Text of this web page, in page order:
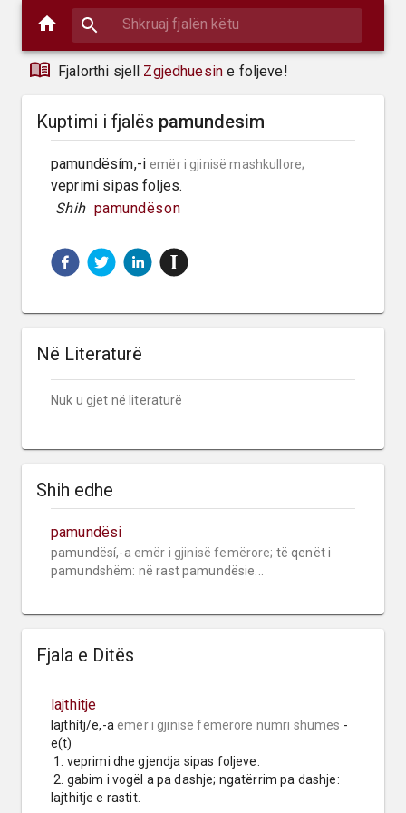
Fjalorthi sjell Zgjedhuesin e foljeve!
Kuptimi i fjalës pamundesim
pamundësím,-i emër i gjinisë mashkullore;
veprimi sipas foljes.
Shih pamundëson
Në Literaturë
Nuk u gjet në literaturë
Shih edhe
pamundësi
pamundësí,-a emër i gjinisë femërore; të qenët i
pamundshëm: në rast pamundësie...
Fjala e Ditës
lajthitje
lajthítj/e,-a emër i gjinisë femërore numri shumës -
e(t)
2. gabim i vogël a pa dashje; ngatërrim pa dashje:
lajthitje e rastit.